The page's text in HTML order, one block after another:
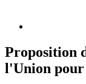
Proposition
l'Union pour